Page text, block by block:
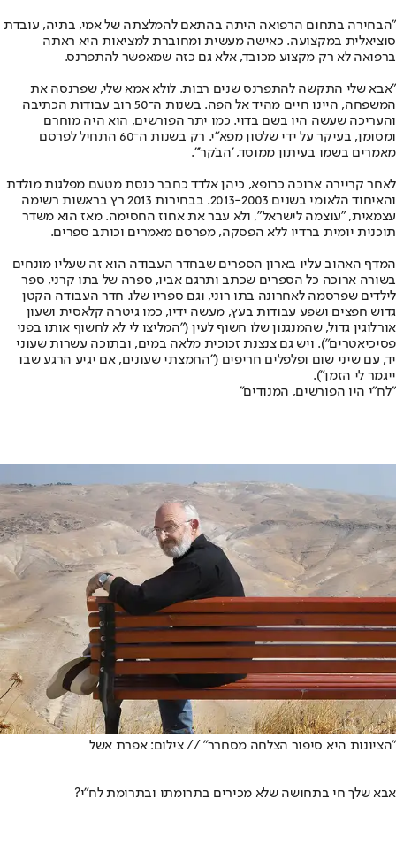
"הבחירה בתחום הרפואה היתה בהתאם להמלצתה של אמי, בתיה, עובדת
סוציאלית במקצועה. כאישה מעשית ומחוברת למציאות היא ראתה
ברפואה לא רק מקצוע מכובד, אלא גם כזה שמאפשר להתפרנס.
"אבא שלי התקשה להתפרנס שנים רבות. לולא אמא שלי, שפרנסה את
המשפחה, היינו חיים מהיד אל הפה. בשנות ה־50 רוב עבודות הכתיבה
והעריכה שעשה היו בשם בדוי. כמו יתר הפורשים, הוא היה מוחרם
ומסומן, בעיקר על ידי שלטון מפא"י. רק בשנות ה־60 התחיל לפרסם
מאמרים בשמו בעיתון ממוסד, 'הבֹקר'".
לאחר קריירה ארוכה כרופא, כיהן אלדד כחבר כנסת מטעם מפלגות מולדת
והאיחוד הלאומי בשנים 2013-2003. בבחירות 2013 רץ בראשות רשימה
עצמאית, "עוצמה לישראל", ולא עבר את אחוז החסימה. מאז הוא משדר
תוכנית יומית ברדיו ללא הפסקה, מפרסם מאמרים וכותב ספרים.
המדף האהוב עליו בארון הספרים שבחדר העבודה הוא זה שעליו מונחים
בשורה ארוכה כל הספרים שכתב ותרגם אביו, ספרה של בתו קרני, ספר
לילדים שפרסמה לאחרונה בתו רוני, וגם ספריו שלו. חדר העבודה הקטן
גדוש חפצים ושפע עבודות בעץ, מעשה ידיו, כמו גיטרה קלאסית ושעון
אורלוגין גדול, שהמנגנון שלו חשוף לעין ("המליצו לי לא לחשוף אותו בפני
פסיכיאטרים"). ויש גם צנצנת זכוכית מלאה במים, ובתוכה עשרות שעוני
יד, עם שיני שום ופלפלים חריפים ("החמצתי שעונים, אם יגיע הרגע שבו
ייגמר לי הזמן").
"לח"י היו הפורשים, המנודים"
"הציונות היא סיפור הצלחה מסחרר" // צילום: אפרת אשל
אבא שלך חי בתחושה שלא מכירים בתרומתו ובתרומת לח"י?